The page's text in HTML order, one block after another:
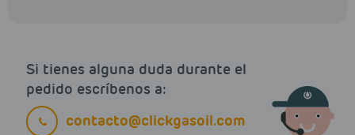
Si tienes alguna duda durante el
pedido escríbenos a:
contacto@clickgasoil.com